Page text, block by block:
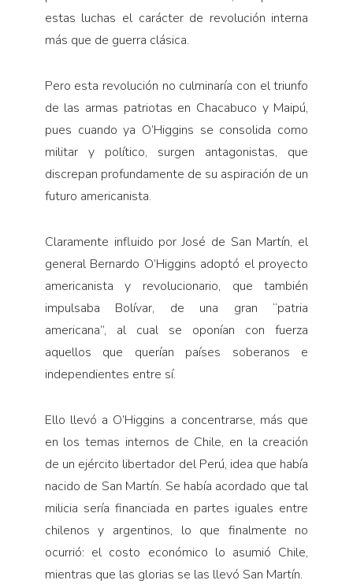
estas luchas el carácter de revolución interna
más que de guerra clásica.
Pero esta revolución no culminaría con el triunfo
de las armas patriotas en Chacabuco y Maipú,
pues cuando ya O’Higgins se consolida como
militar y político, surgen antagonistas, que
discrepan profundamente de su aspiración de un
futuro americanista.
Claramente influido por José de San Martín, el
general Bernardo O’Higgins adoptó el proyecto
americanista y revolucionario, que también
impulsaba Bolívar, de una gran “patria
americana”, al cual se oponían con fuerza
aquellos que querían países soberanos e
independientes entre sí.
Ello llevó a O’Higgins a concentrarse, más que
en los temas internos de Chile, en la creación
de un ejército libertador del Perú, idea que había
nacido de San Martín. Se había acordado que tal
milicia sería financiada en partes iguales entre
chilenos y argentinos, lo que finalmente no
ocurrió: el costo económico lo asumió Chile,
mientras que las glorias se las llevó San Martín.